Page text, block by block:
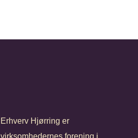
Erhverv Hjørring er
virksomhedernes forening i